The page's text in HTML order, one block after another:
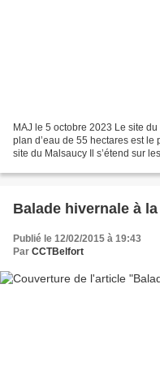
MAJ le 5 octobre 2023 Le site
plan d’eau de 55 hectares est le
site du Malsaucy Il s’étend sur
Balade hivernale à
Publié le 12/02/2015 à 19:43
Par CCTBelfort